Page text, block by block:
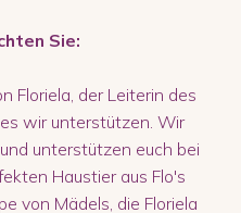
Sie:
Floriela, der Leiterin des
wir unterstützen. Wir
unterstützen euch bei
Haustier aus Flo's
von Mädels, die Floriela